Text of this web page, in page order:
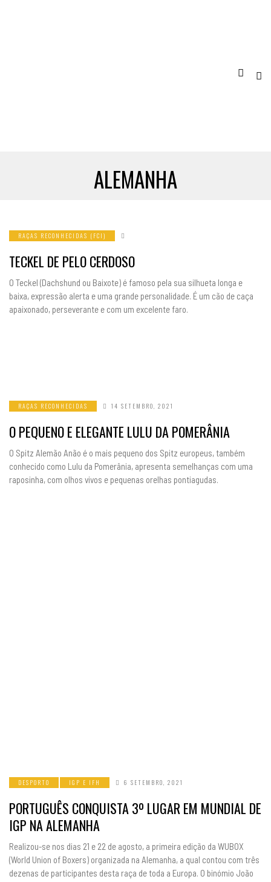
ALEMANHA
RAÇAS RECONHECIDAS (FCI)
TECKEL DE PELO CERDOSO
O Teckel (Dachshund ou Baixote) é famoso pela sua silhueta longa e
baixa, expressão alerta e uma grande personalidade. É um cão de caça
apaixonado, perseverante e com um excelente faro.
RAÇAS RECONHECIDAS 14 SETEMBRO, 2021
O PEQUENO E ELEGANTE LULU DA POMERÂNIA
O Spitz Alemão Anão é o mais pequeno dos Spitz europeus, também
conhecido como Lulu da Pomerânia, apresenta semelhanças com uma
raposinha, com olhos vivos e pequenas orelhas pontiagudas.
DESPORTO IGP E IFH 6 SETEMBRO, 2021
PORTUGUÊS CONQUISTA 3º LUGAR EM MUNDIAL DE
IGP NA ALEMANHA
Realizou-se nos dias 21 e 22 de agosto, a primeira edição da WUBOX
(World Union of Boxers) organizada na Alemanha, a qual contou com três
dezenas de participantes desta raça de toda a Europa. O binómio João